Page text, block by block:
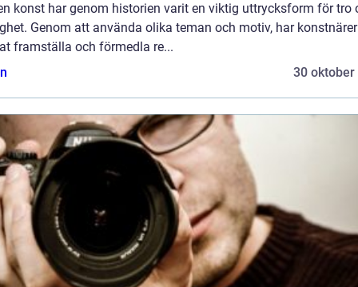
konst har genom historien varit en viktig uttrycksform för tro
Genom att använda olika teman och motiv, har konstnärer
framställa och förmedla re...
30 oktober